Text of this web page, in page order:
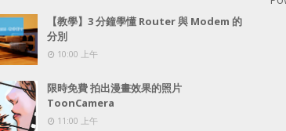
【教學】3 分鐘學懂 Router 與 Modem 的
分別
10:00 上午
限時免費 拍出漫畫效果的照片
ToonCamera
11:00 上午